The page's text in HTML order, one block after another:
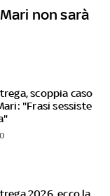
non sarà
scoppia caso
"Frasi sessiste